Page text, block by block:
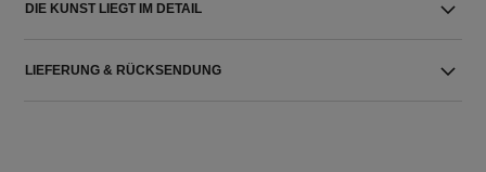
DIE KUNST LIEGT IM DETAIL
LIEFERUNG & RÜCKSENDUNG